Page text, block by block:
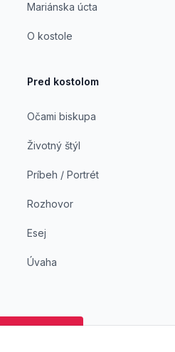
Mariánska úcta
O kostole
Pred kostolom
Očami biskupa
Životný štýl
Príbeh / Portrét
Rozhovor
Esej
Úvaha